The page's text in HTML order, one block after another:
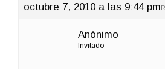
octubre 7, 2010 a las 9:44 pm
Anónimo
Invitado